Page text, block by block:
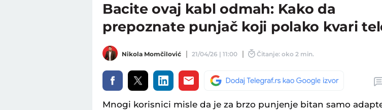
Bacite ovaj kabl odmah: Kako da
prepoznate punjač koji polako kvari
Nikola Momčilović 21/04/26 | 11:00 Čitanje: oko 2 min.
Mnogi korisnici misle da je za brzo punjenje bitan samo